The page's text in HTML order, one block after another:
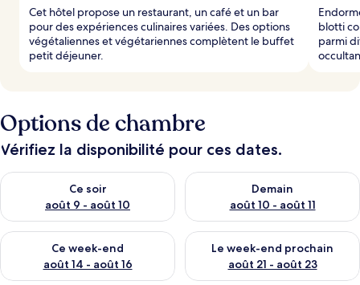
Cet hôtel propose un restaurant, un café et un bar
pour des expériences culinaires variées. Des options
végétaliennes et végétariennes complètent le buffet
petit déjeuner.
blotti
parmi
Options de chambre
Vérifiez la disponibilité pour ces dates.
Ce soir
août 9 - août 10
Vérifier la disponibilité pour ce soir août 9 - août 10
Demain
août 10 - août 11
Vérifier la disponibilité pour
Ce week-end
août 14 - août 16
Vérifier la disponibilité pour ce week-end août 14 - août 16
Le week-end prochain
août 21 - août 23
Vérifier la disponibilité pour